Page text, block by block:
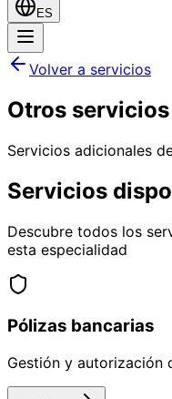
ES
Volver a servicios
Otros servicios
Servicios adicionales
Servicios
Descubre todos los
esta especialidad
Pólizas bancarias
Gestión y autorización